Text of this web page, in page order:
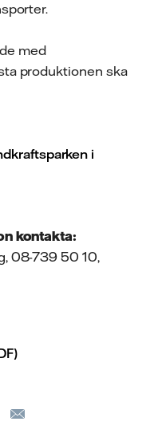
med
produktionen ska
i
kontakta:
08-739 50 10,
LinkedIn